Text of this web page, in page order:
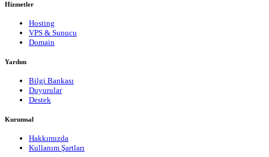
Hizmetler
Hosting
VPS & Sunucu
Domain
Yardım
Bilgi Bankası
Duyurular
Destek
Kurumsal
Hakkımızda
Kullanım Şartları